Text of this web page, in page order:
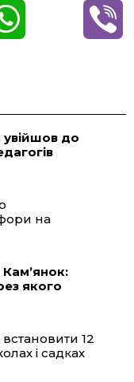
t
A
увійшов до
на
Кам’янок:
якого
12
і садках